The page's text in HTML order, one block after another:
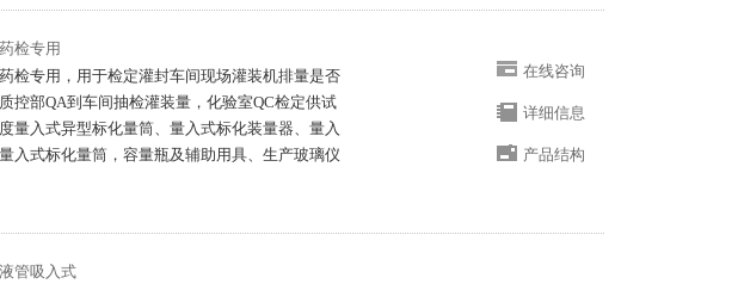
检专用
检专用，用于检定灌封车间现场灌装机排量是否
控部QA到车间抽检灌装量，化验室QC检定供试
量入式异型标化量筒、量入式标化装量器、量入
入式标化量筒，容量瓶及辅助用具、生产玻璃仪
在线咨询
详细信息
产品结构
管吸入式